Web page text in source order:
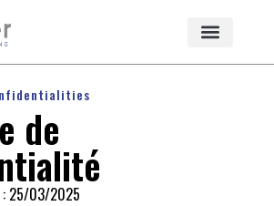
de
: 25/03/2025